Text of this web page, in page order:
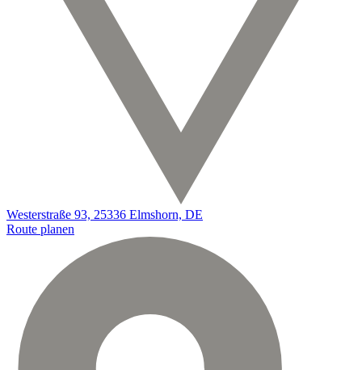
Westerstraße 93, 25336 Elmshorn, DE
Route planen